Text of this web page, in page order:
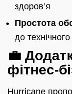
здоров’я
Простота
до
💼
фітнес-
Hurricane